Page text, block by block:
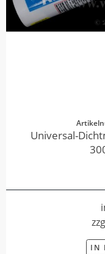
Universal-
IN